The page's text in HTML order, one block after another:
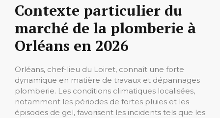
Contexte particulier du
marché de la plomberie à
Orléans en 2026
Orléans, chef-lieu du Loiret, connaît une forte
dynamique en matière de travaux et dépannages
plomberie. Les conditions climatiques localisées,
notamment les périodes de fortes pluies et les
épisodes de gel, favorisent les incidents tels que les